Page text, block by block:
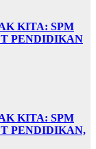
KITA: SPM
PENDIDIKAN
KITA: SPM
PENDIDIKAN,